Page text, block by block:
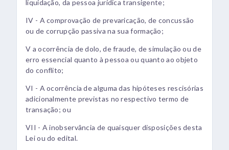
liquidação, da pessoa jurídica transigente;
IV - A comprovação de prevaricação, de concussão
ou de corrupção passiva na sua formação;
V a ocorrência de dolo, de fraude, de simulação ou de
erro essencial quanto à pessoa ou quanto ao objeto
do conflito;
VI - A ocorrência de alguma das hipóteses rescisórias
adicionalmente previstas no respectivo termo de
transação; ou
VII - A inobservância de quaisquer disposições desta
Lei ou do edital.